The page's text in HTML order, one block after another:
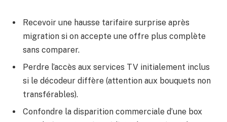
Recevoir une hausse tarifaire surprise après
migration si on accepte une offre plus complète
sans comparer.
Perdre l’accès aux services TV initialement inclus
si le décodeur diffère (attention aux bouquets non
transférables).
Confondre la disparition commerciale d’une box